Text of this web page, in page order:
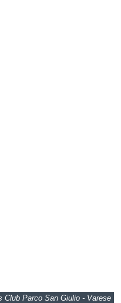
Club Parco San Giulio - Varese